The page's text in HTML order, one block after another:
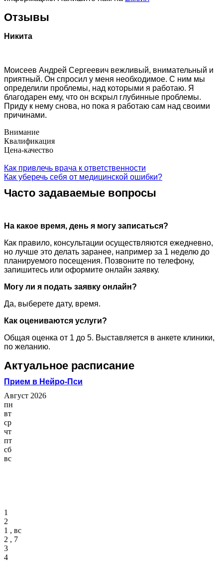
Отзывы
Никита
Моисеев Андрей Сергеевич вежливый, внимательный и
приятный. Он спросил у меня необходимое. С ним мы
определили проблемы, над которыми я работаю. Я
благодарен ему, что он вскрыл глубинные проблемы.
Приду к нему снова, но пока я работаю сам над своими
причинами.
Внимание
Квалификация
Цена-качество
Как привлечь врача к ответственности
Как уберечь себя от медицинской ошибки?
Часто задаваемые вопросы
На какое время, день я могу записаться?
Как правило, консультации осуществляются ежедневно,
но лучше это делать заранее, например за 1 неделю до
планируемого посещения. Позвоните по телефону,
запишитесь или оформите онлайн заявку.
Могу ли я подать заявку онлайн?
Да, выберете дату, время.
Как оцениваются услуги?
Общая оценка от 1 до 5. Выставляется в анкете клиники,
по желанию.
Актуальное расписание
Прием в Нейро-Пси
Август 2026
пн
вт
ср
чт
пт
сб
вс
1
2
1 , вс
2 , 7
3
4